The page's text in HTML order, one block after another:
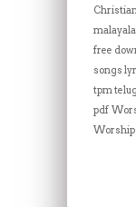
free
songs
tpm
pdf
Worship